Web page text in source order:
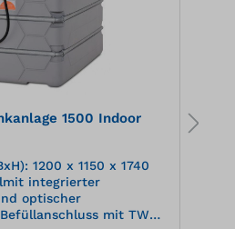
1500 Indoor
1200 x 1150 x 1740
integrierter
optischer
mit TW-